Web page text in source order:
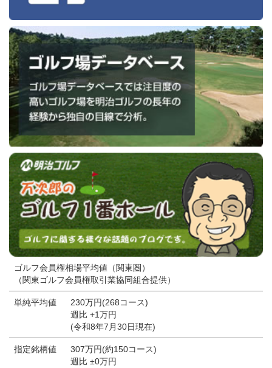
ゴルフ会員権相場平均値（関東圏）
（関東ゴルフ会員権取引業協同組合提供）
単純平均値
230万円(268コース)
週比 +1万円
(令和8年7月30日現在)
指定銘柄値
307万円(約150コース)
週比 ±0万円